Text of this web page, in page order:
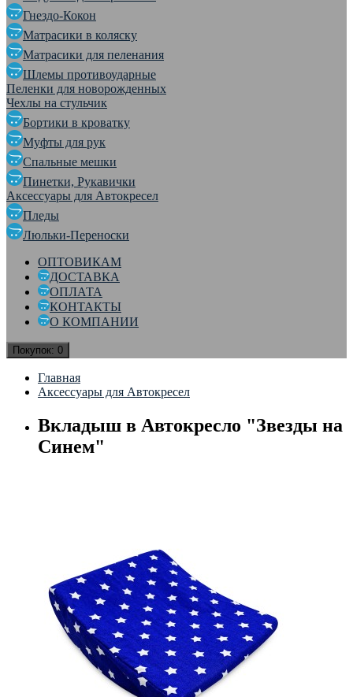
Гнездо-Кокон
Матрасики в коляску
Матрасики для пеленания
Шлемы противоударные
Пеленки для новорожденных
Чехлы на стульчик
Бортики в кроватку
Муфты для рук
Спальные мешки
Пинетки, Рукавички
Аксессуары для Автокресел
Пледы
Люльки-Переноски
ОПТОВИКАМ
ДОСТАВКА
ОПЛАТА
КОНТАКТЫ
О КОМПАНИИ
Покупок: 0
Главная
Аксессуары для Автокресел
Вкладыш в Автокресло "Звезды на
Синем"